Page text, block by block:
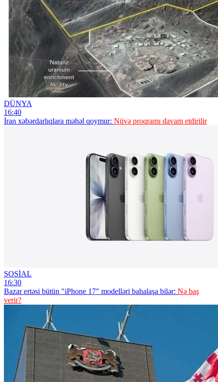
DÜNYA
16:40
İran xəbərdarlıqlara məhəl qoymur: Nüvə proqramı davam etdirilir
SOSİAL
16:30
Bazar ertəsi bütün "iPhone 17" modelləri bahalaşa bilər: Nə baş
verir?